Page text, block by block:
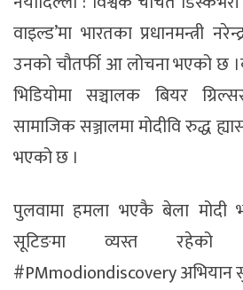
वाइल्ड’मा भारतका प्रधानमन्त्री
उनको चौतर्फी आ लोचना भएको छ
भिडियोमा सञ्चालक बियर
सामाजिक सञ्जालमा मोदीवि रुद्ध
भएको छ ।
पुलवामा हमला भएकै बेला मोदी
सूटिङमा व्यस्त रहेको
#PMmodiondiscovery अभियान